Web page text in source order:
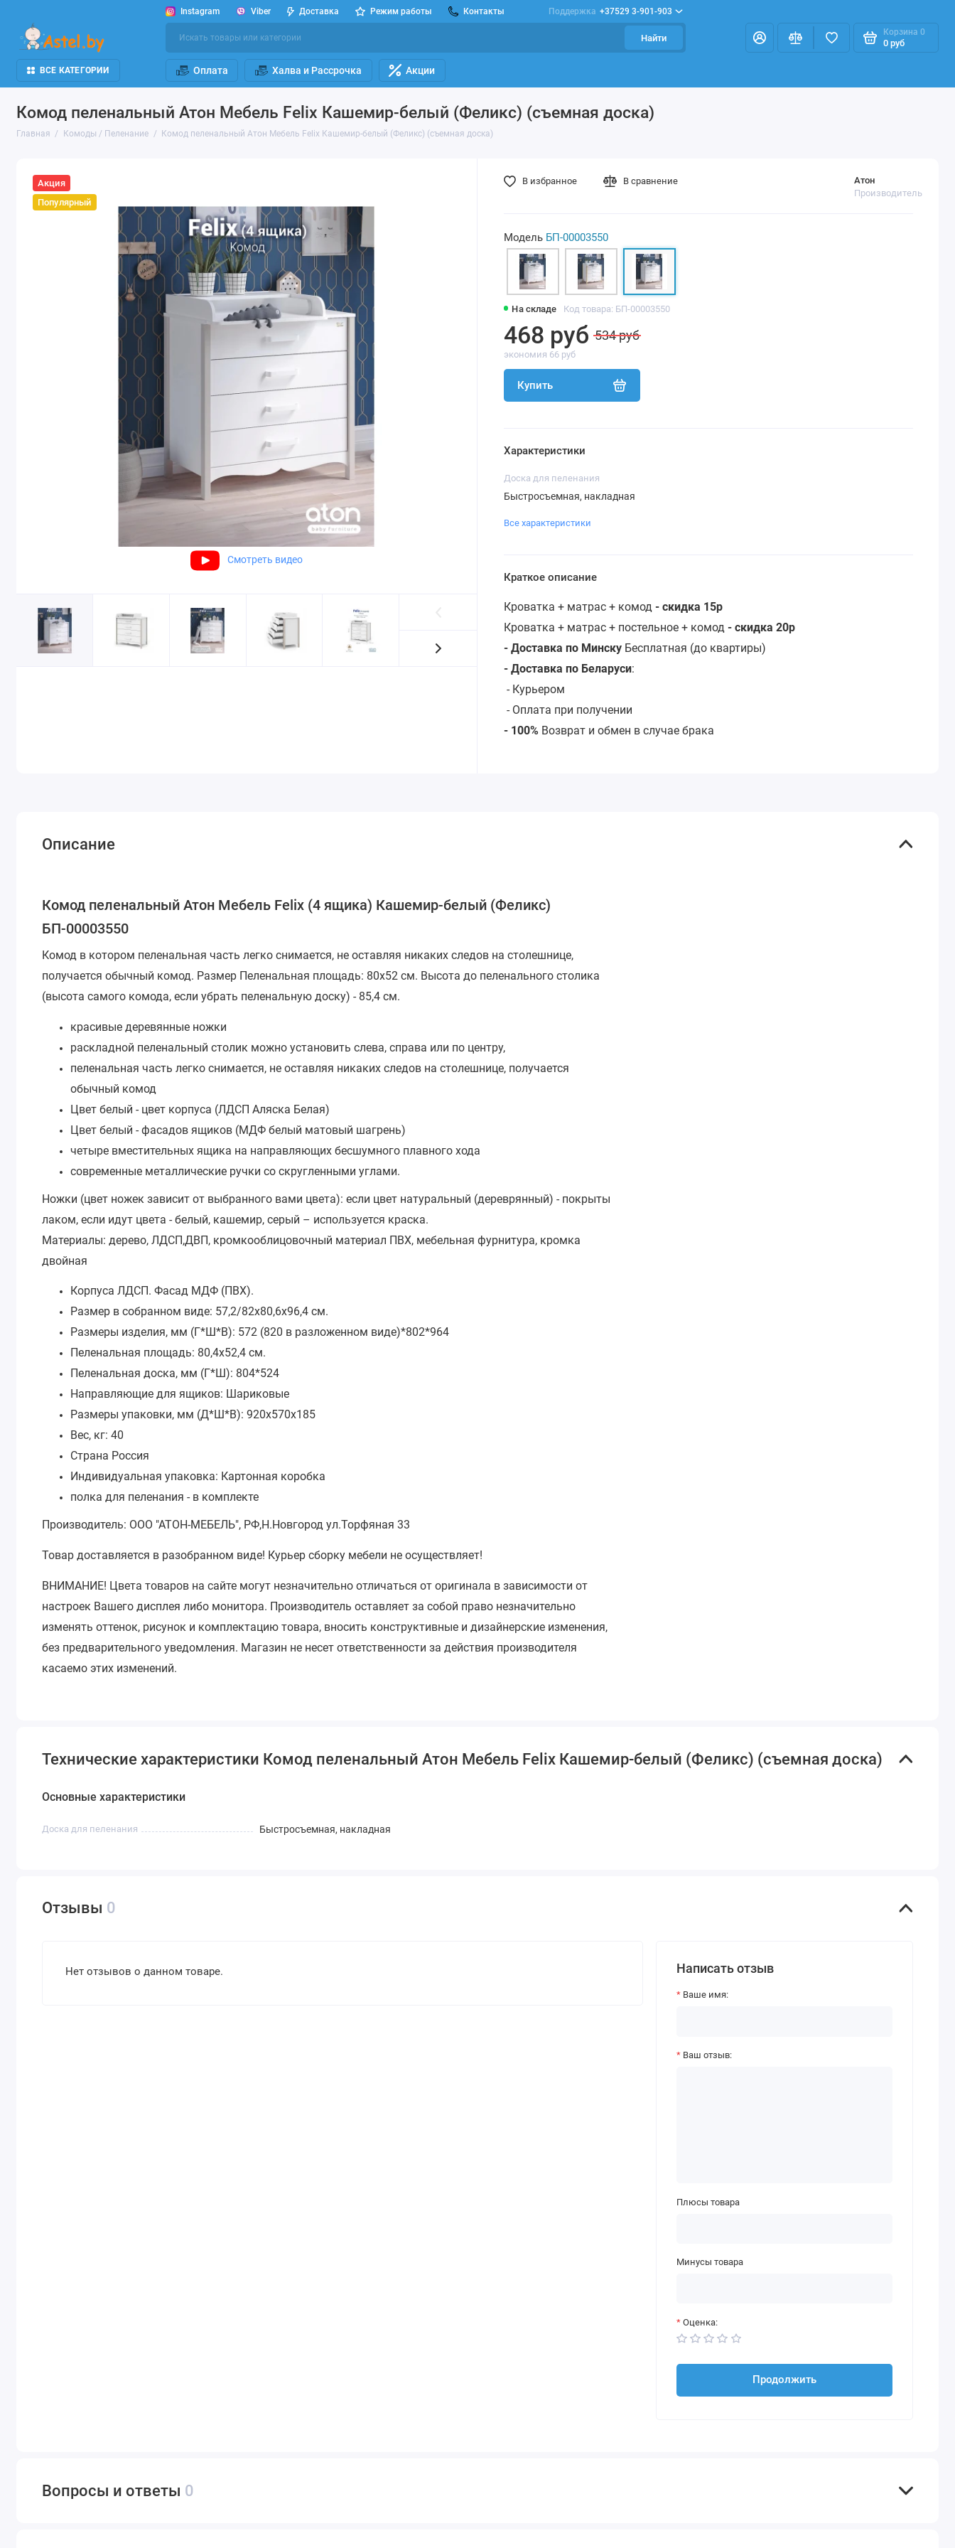
Instagram Viber Доставка Режим работы Контакты Поддержка +37529 3-901-903
Найти
Корзина 0
0 руб
ВСЕ КАТЕГОРИИ Оплата Халва и Рассрочка Акции
Комод пеленальный Атон Мебель Felix Кашемир-белый (Феликс) (съемная доска)
Главная Комоды / Пеленание Комод пеленальный Атон Мебель Felix Кашемир-белый (Феликс) (съемная доска)
Акция
Популярный
Смотреть видео
На складе Код товара: БП-00003550
Атон
Производитель
468 руб 534 руб
экономия 66 руб
Купить
В избранное В сравнение
Модель БП-00003550
Характеристики
Доска для пеленания
Быстросъемная, накладная
Все характеристики
Краткое описание
Кроватка + матрас + комод - скидка 15р
Кроватка + матрас + постельное + комод - скидка 20р
- Доставка по МинскуБесплатная (до квартиры)
- Доставка по Беларуси:
- Курьером
- Оплата при получении
- 100% Возврат и обмен в случае брака
Описание
Комод пеленальный Атон Мебель Felix (4 ящика) Кашемир-белый (Феликс)
БП-00003550
Комод в котором пеленальная часть легко снимается, не оставляя никаких следов на столешнице,
получается обычный комод. Размер Пеленальная площадь: 80х52 см. Высота до пеленального столика
(высота самого комода, если убрать пеленальную доску) - 85,4 см.
красивые деревянные ножки
раскладной пеленальный столик можно установить слева, справа или по центру,
пеленальная часть легко снимается, не оставляя никаких следов на столешнице, получается
обычный комод
Цвет белый - цвет корпуса (ЛДСП Аляска Белая)
Цвет белый - фасадов ящиков (МДФ белый матовый шагрень)
четыре вместительных ящика на направляющих бесшумного плавного хода
современные металлические ручки со скругленными углами.
Ножки (цвет ножек зависит от выбранного вами цвета): если цвет натуральный (дереврянный) - покрыты
лаком, если идут цвета - белый, кашемир, серый – используется краска.
Материалы:дерево, ЛДСП,ДВП, кромкооблицовочный материал ПВХ, мебельная фурнитура, кромка
двойная
Корпуса ЛДСП. Фасад МДФ (ПВХ).
Размер в собранном виде: 57,2/82х80,6х96,4 см.
Размеры изделия, мм (Г*Ш*В): 572 (820 в разложенном виде)*802*964
Пеленальная площадь: 80,4х52,4 см.
Пеленальная доска, мм (Г*Ш): 804*524
Направляющие для ящиков: Шариковые
Размеры упаковки, мм (Д*Ш*В): 920x570x185
Вес, кг: 40
Страна Россия
Индивидуальная упаковка: Картонная коробка
полка для пеленания - в комплекте
Производитель: ООО "АТОН-МЕБЕЛЬ", РФ,Н.Новгород ул.Торфяная 33
Товар доставляется в разобранном виде! Курьер сборку мебели не осуществляет!
ВНИМАНИЕ! Цвета товаров на сайте могут незначительно отличаться от оригинала в зависимости от
настроек Вашего дисплея либо монитора. Производитель оставляет за собой право незначительно
изменять оттенок, рисунок и комплектацию товара, вносить конструктивные и дизайнерские изменения,
без предварительного уведомления. Магазин не несет ответственности за действия производителя
касаемо этих изменений.
Технические характеристики Комод пеленальный Атон Мебель Felix Кашемир-белый (Феликс) (съемная доска)
Основные характеристики
Доска для пеленания Быстросъемная, накладная
Отзывы 0
Нет отзывов о данном товаре. Написать отзыв
Ваше имя:
Ваш отзыв:
Плюсы товара
Минусы товара
Оценка:
Продолжить
Вопросы и ответы 0